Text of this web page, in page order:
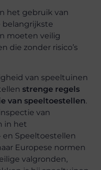
het gebruik van
belangrijkste
moeten veilig
die zonder risico’s
van speeltuinen
strenge regels
van speeltoestellen.
van
in het
Speeltoestellen
Europese normen
valgronden,